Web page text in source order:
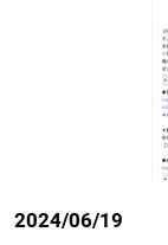
2024/06/19